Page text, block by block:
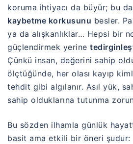
koruma ihtiyacı da büyür; bu
kaybetme korkusunu besler.
ya da alışkanlıklar… Hepsi bir
güçlendirmek yerine
Çünkü insan, değerini sahip
ölçtüğünde, her olası kayıp
tehdit gibi algılanır. Asıl yük,
sahip olduklarına tutunma
Bu sözden ilhamla günlük
basit ama etkili bir öneri şudur: